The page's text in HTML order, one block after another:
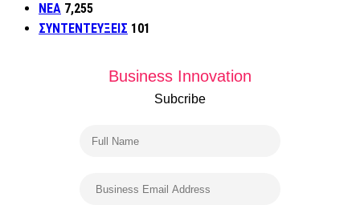
ΝΕΑ 7,255
ΣΥΝΤΕΝΤΕΥΞΕΙΣ 101
Business Innovation
Subcribe